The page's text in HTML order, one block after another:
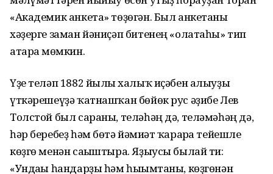
«Академик анкета» төҙөгән. Был анкетаны
хәҙерге заман йәниҫәп битенең «олатаһы» тип
атарға мөмкин.
Үҙе теләп 1882 йылғы халыҡ иҫәбен алыуҙы
үткәрешеүҙә ҡатнашҡан бөйөк рус әҙибе Лев
Толстой был сараны, теләһәң дә, теләмәһәң дә,
һәр беребеҙ һәм бөтә йәмғиәт ҡарарға тейешле
көҙгө менән сағыштыра. Яҙыусы былай ти:
«Ундағы һандарҙы һәм һығымтаны, көҙгөнән